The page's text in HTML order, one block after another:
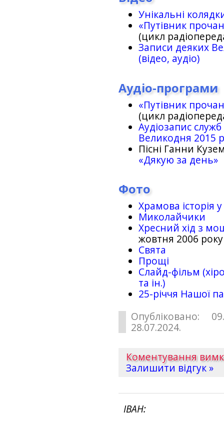
Унікальні
«Путівник
(цикл
Записи деяких
(відео, аудіо)
Аудіо-програми
«Путівник
(цикл
Аудіозапис
Великодня 2015
Пісні Ганни
«Дякую за день»
Фото
Храмова історія
Миколайчики
Хресний хід з
жовтня 2006 року
Свята
Прощі
Слайд-фільм
та ін.)
25-рiччя Нашої
Опубліковано:
28.07.2024.
Коментування
Залишити відгук »
ІВАН